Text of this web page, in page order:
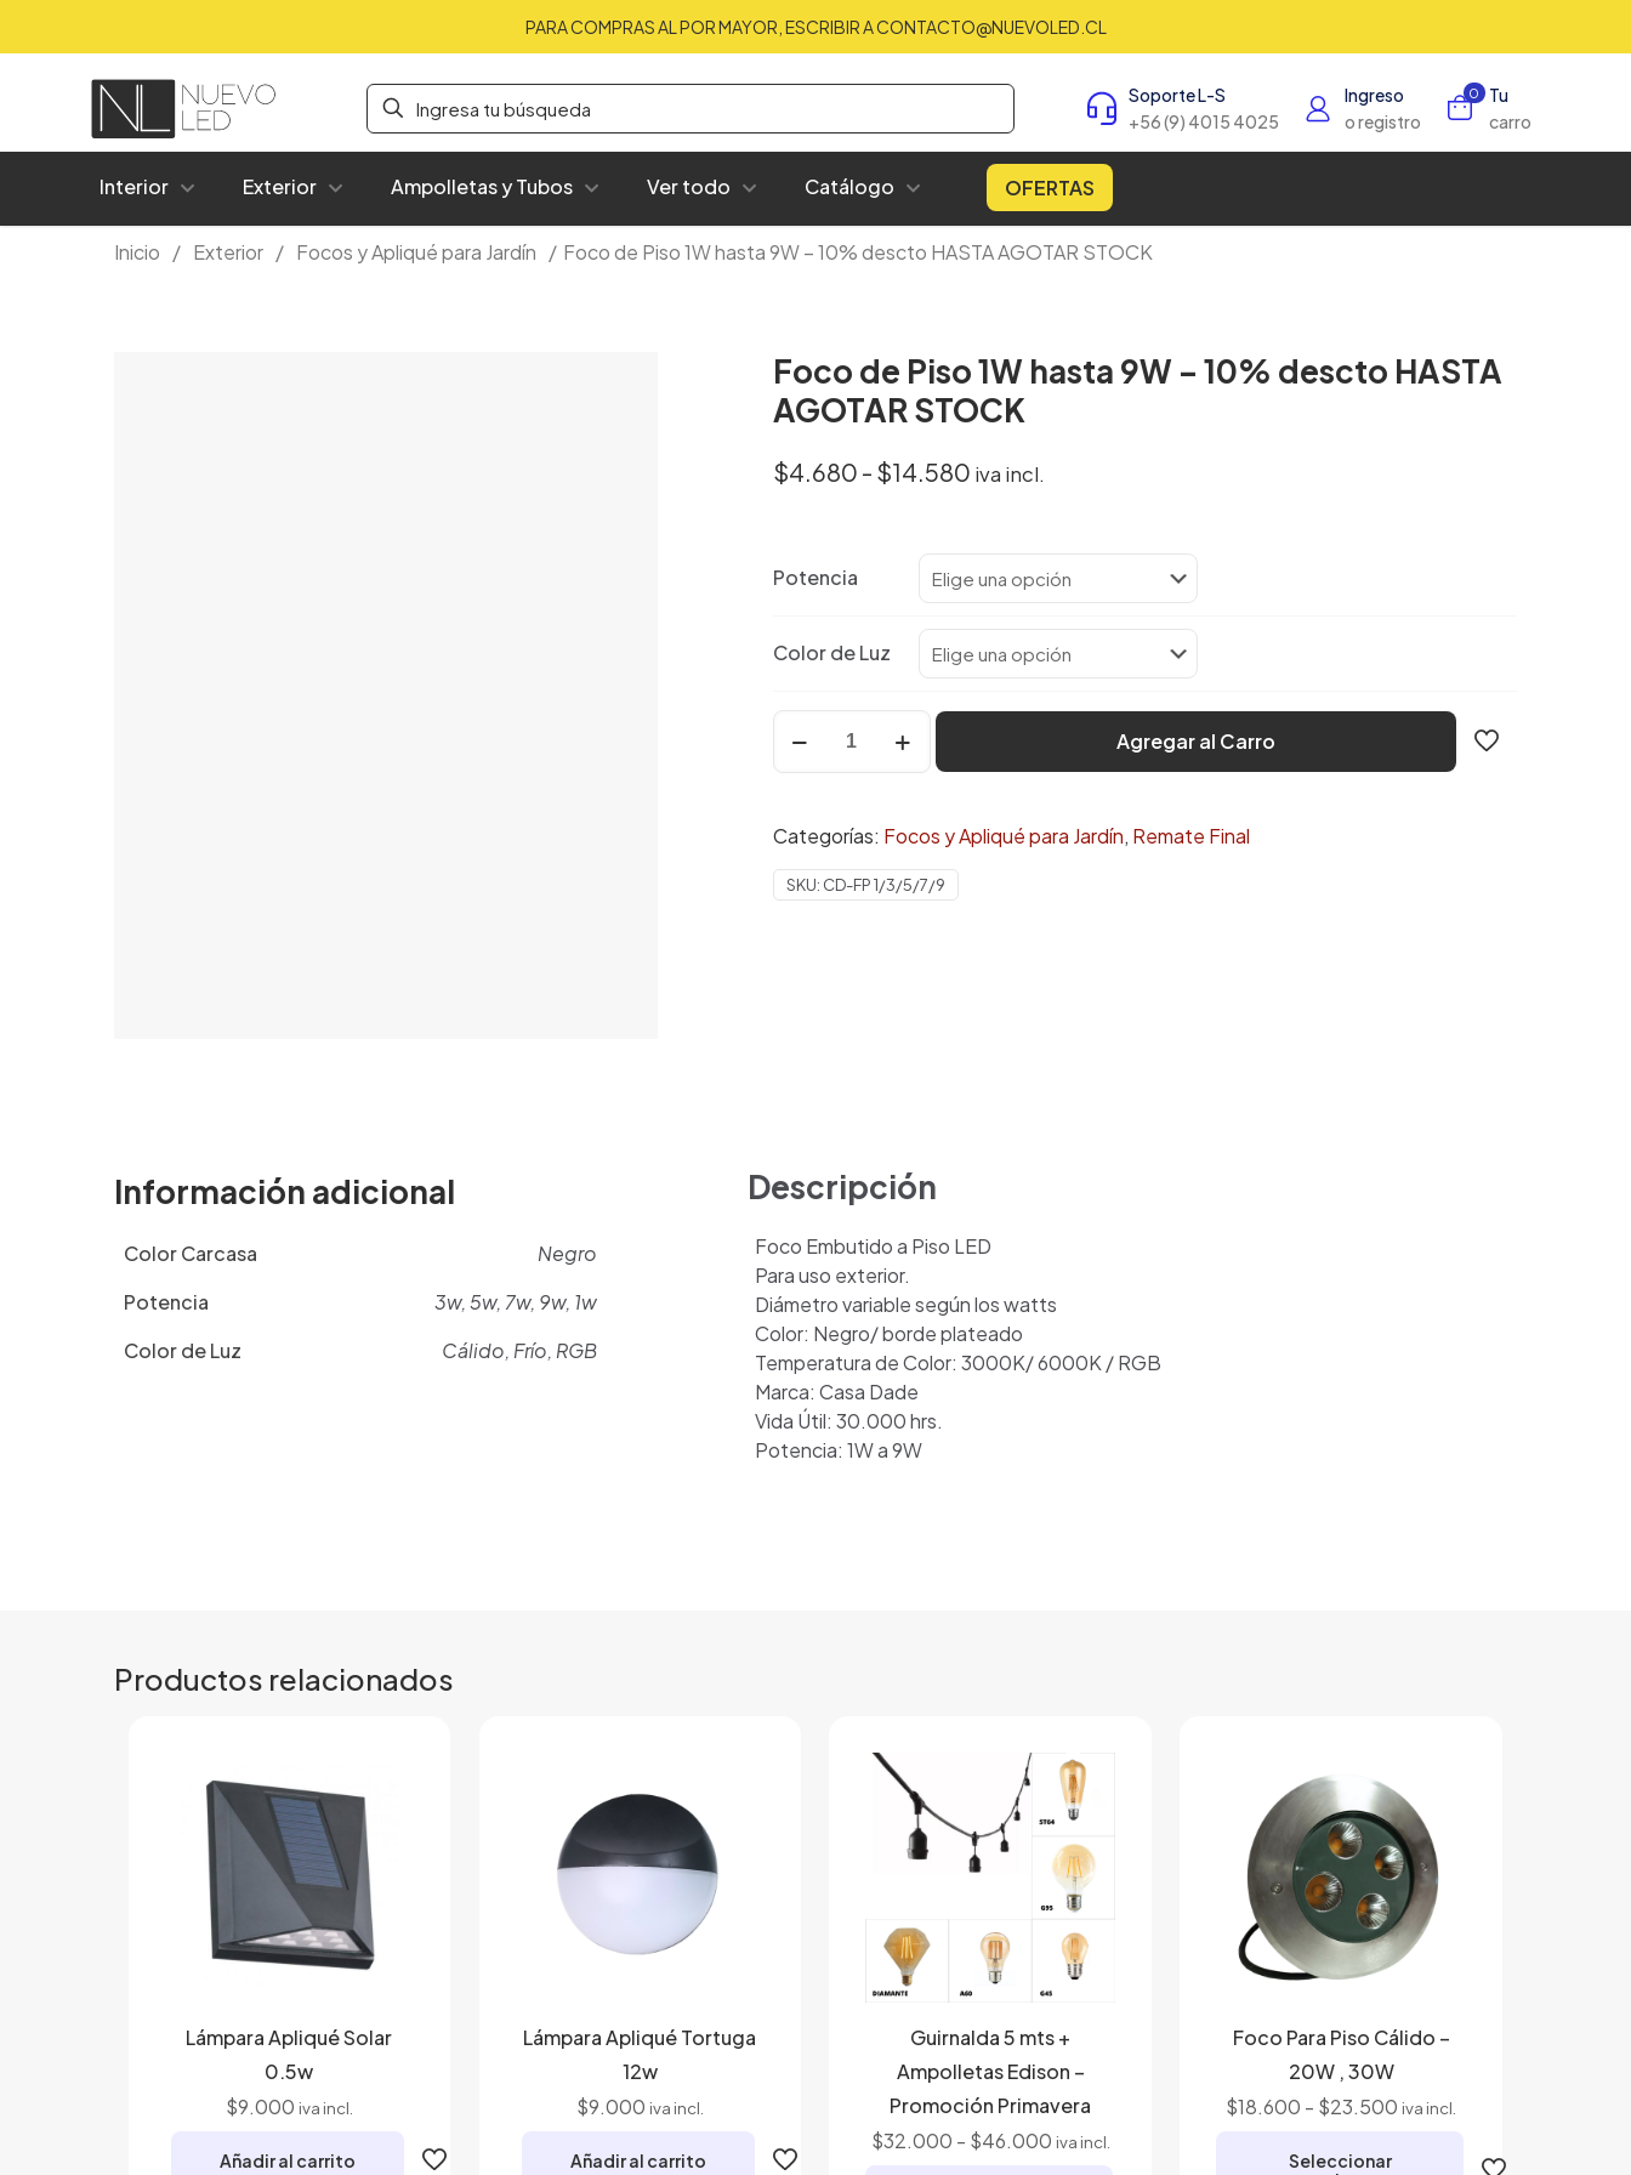
PARA COMPRAS AL POR MAYOR, ESCRIBIR A CONTACTO@NUEVOLED.CL
Soporte L-S
+56 (9) 4015 4025
Ingreso
o registro
0
Tu
carro
Interior Exterior Ampolletas y Tubos Ver todo Catálogo OFERTAS
Inicio / Exterior / Focos y Apliqué para Jardín / Foco de Piso 1W hasta 9W – 10% descto HASTA AGOTAR STOCK
Foco de Piso 1W hasta 9W – 10% descto HASTA
AGOTAR STOCK
$4.680 - $14.580Rango
desde
hasta
$14.580
iva incl.
Potencia
Color de Luz
Foco
de
Piso
hasta
9W
-
Agregar al Carro
Categorías: Focos y Apliqué para Jardín, Remate Final
SKU: CD-FP 1/3/5/7/9
Información adicional
Color Carcasa
Negro
Potencia
3w, 5w, 7w, 9w, 1w
Color de Luz
Cálido, Frío, RGB
Descripción
Foco Embutido a Piso LED
Para uso exterior.
Diámetro variable según los watts
Color: Negro/ borde plateado
Temperatura de Color: 3000K/ 6000K / RGB
Marca: Casa Dade
Vida Útil: 30.000 hrs.
Potencia: 1W a 9W
Productos relacionados
Lámpara Apliqué Solar
0.5w
$9.000 iva incl.
Añadir al carrito
Lámpara Apliqué Tortuga
12w
$9.000 iva incl.
Añadir al carrito
Guirnalda 5 mts +
Ampolletas Edison –
Promoción Primavera
$32.000 - $46.000Rango
iva incl.
Foco Para Piso Cálido –
20W , 30W
$18.600 - $23.500 Rango
iva incl.
Seleccionar